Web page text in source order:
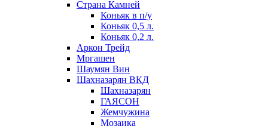
Страна Камней
Коньяк в п/у
Коньяк 0,5 л.
Коньяк 0,2 л.
Аркон Трейд
Мргашен
Шаумян Вин
Шахназарян ВКД
Шахназарян
ГАЯСОН
Жемчужина
Мозаика